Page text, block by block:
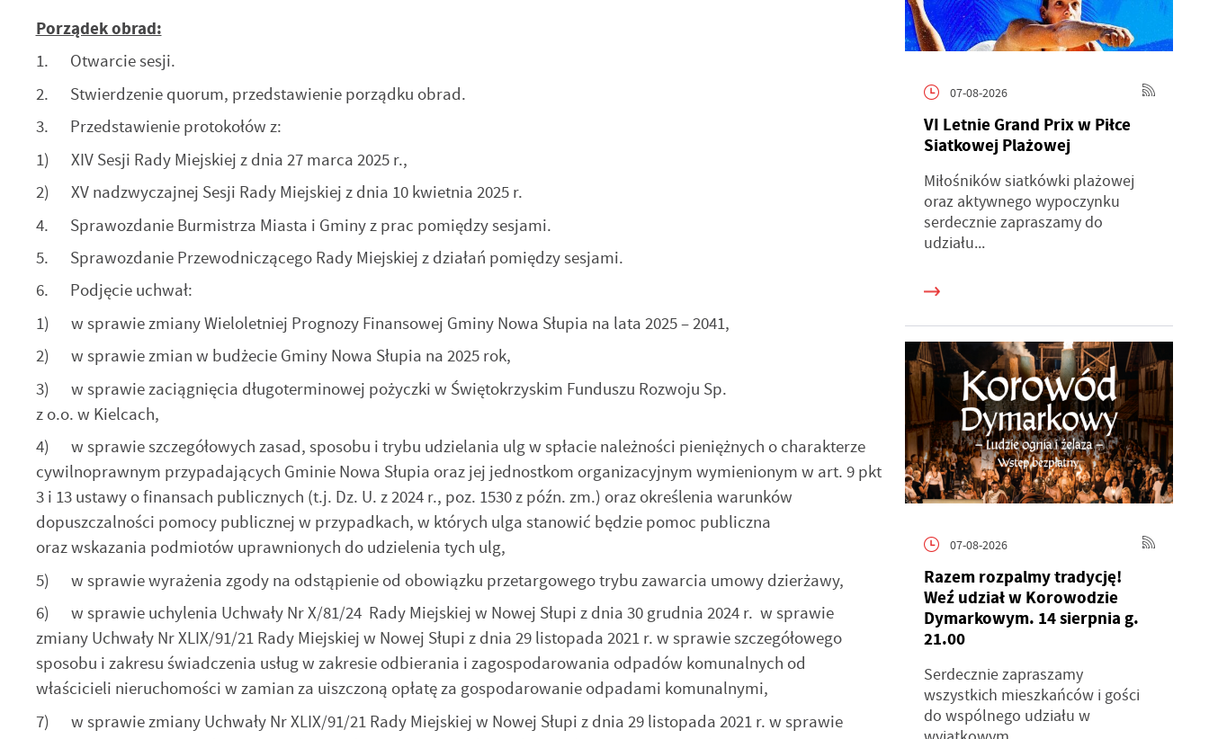
Porządek obrad:
1. Otwarcie sesji.
2. Stwierdzenie quorum, przedstawienie porządku obrad.
3. Przedstawienie protokołów z:
1) XIV Sesji Rady Miejskiej z dnia 27 marca 2025 r.,
2) XV nadzwyczajnej Sesji Rady Miejskiej z dnia 10 kwietnia 2025 r.
4. Sprawozdanie Burmistrza Miasta i Gminy z prac pomiędzy sesjami.
5. Sprawozdanie Przewodniczącego Rady Miejskiej z działań pomiędzy sesjami.
6. Podjęcie uchwał:
1) w sprawie zmiany Wieloletniej Prognozy Finansowej Gminy Nowa Słupia na lata 2025 – 2041,
2) w sprawie zmian w budżecie Gminy Nowa Słupia na 2025 rok,
3) w sprawie zaciągnięcia długoterminowej pożyczki w Świętokrzyskim Funduszu Rozwoju Sp.
z o.o. w Kielcach,
4) w sprawie szczegółowych zasad, sposobu i trybu udzielania ulg w spłacie należności pieniężnych o charakterze
cywilnoprawnym przypadających Gminie Nowa Słupia oraz jej jednostkom organizacyjnym wymienionym w art. 9 pkt
3 i 13 ustawy o finansach publicznych (t.j. Dz. U. z 2024 r., poz. 1530 z późn. zm.) oraz określenia warunków
dopuszczalności pomocy publicznej w przypadkach, w których ulga stanowić będzie pomoc publiczna
oraz wskazania podmiotów uprawnionych do udzielenia tych ulg,
5) w sprawie wyrażenia zgody na odstąpienie od obowiązku przetargowego trybu zawarcia umowy dzierżawy,
6) w sprawie uchylenia Uchwały Nr X/81/24 Rady Miejskiej w Nowej Słupi z dnia 30 grudnia 2024 r. w sprawie
zmiany Uchwały Nr XLIX/91/21 Rady Miejskiej w Nowej Słupi z dnia 29 listopada 2021 r. w sprawie szczegółowego
sposobu i zakresu świadczenia usług w zakresie odbierania i zagospodarowania odpadów komunalnych od
właścicieli nieruchomości w zamian za uiszczoną opłatę za gospodarowanie odpadami komunalnymi,
7) w sprawie zmiany Uchwały Nr XLIX/91/21 Rady Miejskiej w Nowej Słupi z dnia 29 listopada 2021 r. w sprawie
07-08-2026
VI Letnie Grand Prix w Piłce
Siatkowej Plażowej
Miłośników siatkówki plażowej
oraz aktywnego wypoczynku
serdecznie zapraszamy do
udziału...
07-08-2026
Razem rozpalmy tradycję!
Weź udział w Korowodzie
Dymarkowym. 14 sierpnia g.
21.00
Serdecznie zapraszamy
wszystkich mieszkańców i gości
do wspólnego udziału w
Ustawienia
Szanujemy Twoją prywatność. Możesz zmienić ustawienia cookies lub
zaakceptować je wszystkie. W dowolnym momencie możesz dokonać zmiany
swoich ustawień.
Niezbędne